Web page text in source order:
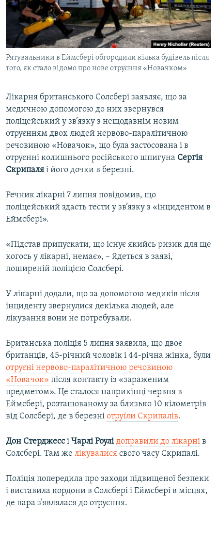
ВІДЕОУРОКИ «ELIFBE»
СВІДЧЕННЯ ОКУПАЦІЇ
УКРАЇНСЬКА ПРОБЛЕМА КРИМУ
ІНФОГРАФІКА
Русский
Qırımtatar
ДОЛУЧАЙСЯ!
Усі сайти RFE/RL
Рятувальники в Еймсбері обгородили кілька будівель після
того, як стало відомо про нове отруєння «Новачком»
Лікарня британського Солсбері заявляє, що за
медичною допомогою до них звернувся
поліцейський у зв’язку з нещодавнім новим
отруєнням двох людей нервово-паралітичною
речовиною «Новачок», що була застосована і в
отруєнні колишнього російського шпигуна Сергія
Скрипаля і його дочки в березні.
Речник лікарні 7 липня повідомив, що
поліцейський здасть тести у зв’язку з «інцидентом в
Еймсбері».
«Підстав припускати, що існує якийсь ризик для ще
когось у лікарні, немає», – йдеться в заяві,
поширеній поліцією Солсбері.
У лікарні додали, що за допомогою медиків після
інциденту звернулися декілька людей, але
лікування вони не потребували.
Британська поліція 5 липня заявила, що двоє
британців, 45-річний чоловік і 44-річна жінка, були
отруєні нервово-паралітичною речовиною
«Новачок» після контакту із «зараженим
предметом». Це сталося наприкінці червня в
Еймсбері, розташованому за близько 10 кілометрів
від Солсбері, де в березні отруїли Скрипалів.
Дон Стерджессі Чарлі Роулі доправили до лікарні в
Солсбері. Там же лікувалися свого часу Скрипалі.
Поліція попередила про заходи підвищеної безпеки
і виставила кордони в Солсбері і Еймсбері в місцях,
де пара з’являлася до отруєння.